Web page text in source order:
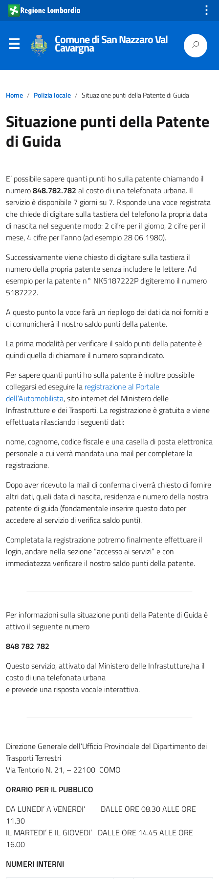
⋮
Comune di San Nazzaro Val
Cavargna
Home Polizia locale Situazione punti della Patente di Guida
Situazione punti della Patente
di Guida
E’ possibile sapere quanti punti ho sulla patente chiamando il
numero848.782.782 al costo di una telefonata urbana. Il
servizio è disponibile 7 giorni su 7. Risponde una voce registrata
che chiede di digitare sulla tastiera del telefono la propria data
di nascita nel seguente modo: 2 cifre per il giorno, 2 cifre per il
mese, 4 cifre per l’anno (ad esempio 28 06 1980).
Successivamente viene chiesto di digitare sulla tastiera il
numero della propria patente senza includere le lettere. Ad
esempio per la patente n° NK5187222P digiteremo il numero
5187222.
A questo punto la voce farà un riepilogo dei dati da noi forniti e
ci comunicherà il nostro saldo punti della patente.
La prima modalità per verificare il saldo punti della patente è
quindi quella di chiamare il numero sopraindicato.
Per sapere quanti punti ho sulla patente è inoltre possibile
collegarsi ed eseguire la registrazione al Portale
dell’Automobilista, sito internet del Ministero delle
Infrastrutture e dei Trasporti. La registrazione è gratuita e viene
effettuata rilasciando i seguenti dati:
nome, cognome, codice fiscale e una casella di posta elettronica
personale a cui verrà mandata una mail per completare la
registrazione.
Dopo aver ricevuto la mail di conferma ci verrà chiesto di fornire
altri dati, quali data di nascita, residenza e numero della nostra
patente di guida (fondamentale inserire questo dato per
accedere al servizio di verifica saldo punti).
Completata la registrazione potremo finalmente effettuare il
login, andare nella sezione “accesso ai servizi” e con
immediatezza verificare il nostro saldo punti della patente.
Per informazioni sulla situazione punti della Patente di Guida è
attivo il seguente numero
848 782 782
Questo servizio, attivato dal Ministero delle Infrastutture,ha il
costo di una telefonata urbana
e prevede una risposta vocale interattiva.
Direzione Generale dell’Ufficio Provinciale del Dipartimento dei
Trasporti Terrestri
Via Tentorio N. 21, – 22100 COMO
ORARIO PER IL PUBBLICO
DA LUNEDI’ A VENERDI’ DALLE ORE 08.30 ALLE ORE
11.30
IL MARTEDI’ E IL GIOVEDI’ DALLE ORE 14.45 ALLE ORE
16.00
NUMERI INTERNI